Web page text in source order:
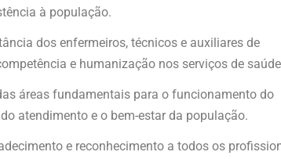
à população.
dos enfermeiros, técnicos e auxiliares de
e humanização nos serviços de
áreas fundamentais para o funcionamento do
atendimento e o bem-estar da população.
e reconhecimento a todos os